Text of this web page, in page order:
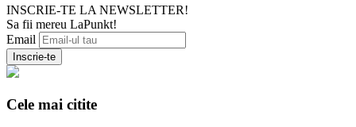
INSCRIE-TE LA NEWSLETTER!
Sa fii mereu LaPunkt!
Email
Cele mai citite